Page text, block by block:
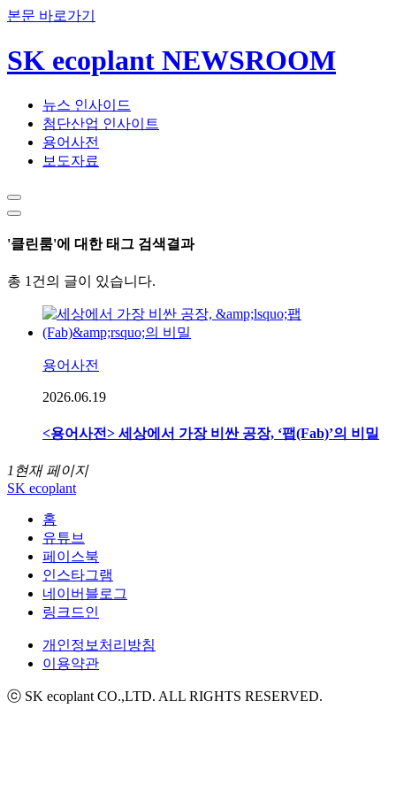
본문 바로가기
SK ecoplant NEWSROOM
뉴스 인사이드
첨단산업 인사이트
용어사전
보도자료
'클린룸'에 대한 태그 검색결과
총 1건의 글이 있습니다.
용어사전
2026.06.19
<용어사전> 세상에서 가장 비싼 공장, ‘팹(Fab)’의 비밀
1 현재 페이지
SK ecoplant
홈
유튜브
페이스북
인스타그램
네이버블로그
링크드인
개인정보처리방침
이용약관
ⓒ SK ecoplant CO.,LTD. ALL RIGHTS RESERVED.